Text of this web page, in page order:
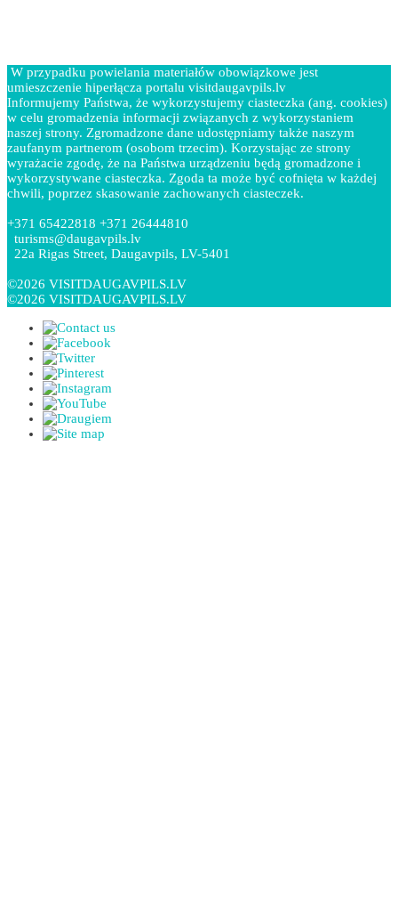
W przypadku powielania materiałów obowiązkowe jest
umieszczenie hiperłącza portalu visitdaugavpils.lv
Informujemy Państwa, że wykorzystujemy ciasteczka (ang. cookies)
w celu gromadzenia informacji związanych z wykorzystaniem
naszej strony. Zgromadzone dane udostępniamy także naszym
zaufanym partnerom (osobom trzecim). Korzystając ze strony
wyrażacie zgodę, że na Państwa urządzeniu będą gromadzone i
wykorzystywane ciasteczka. Zgoda ta może być cofnięta w każdej
chwili, poprzez skasowanie zachowanych ciasteczek.
+371 65422818 +371 26444810
turisms@daugavpils.lv
22a Rigas Street, Daugavpils, LV-5401
©2026 VISITDAUGAVPILS.LV
©2026 VISITDAUGAVPILS.LV